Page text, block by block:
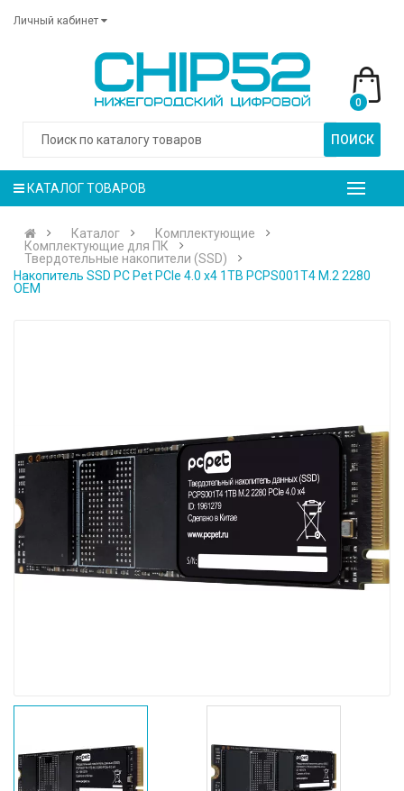
Личный кабинет
ПОИСК
0
КАТАЛОГ ТОВАРОВ
Каталог
Комплектующие
Комплектующие для ПК
Твердотельные накопители (SSD)
Накопитель SSD PC Pet PCIe 4.0 x4 1TB PCPS001T4 M.2 2280
OEM